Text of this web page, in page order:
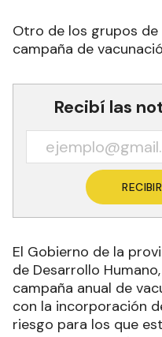
Otro de los grupos de
campaña de
Recibí las
El Gobierno de la
de Desarrollo
campaña anual de
con la incorporación
riesgo para los que